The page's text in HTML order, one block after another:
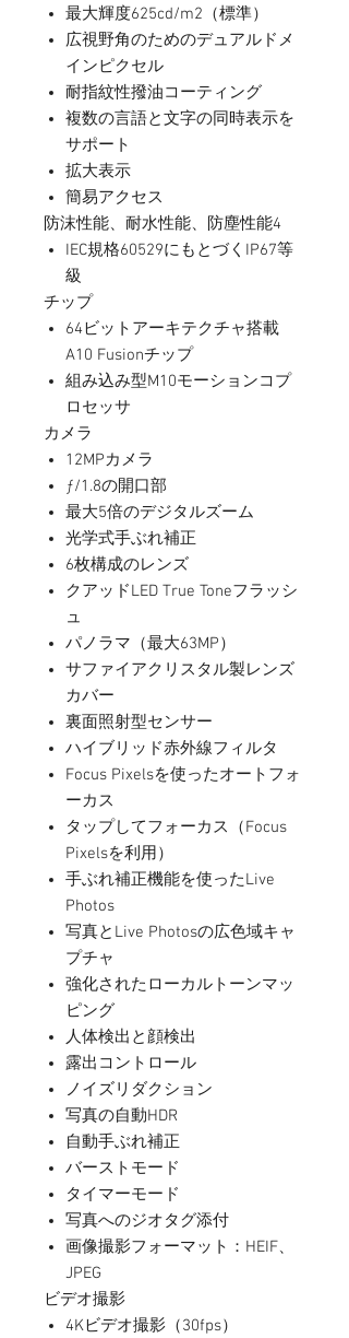
最大輝度625cd/m2（標準）
広視野角のためのデュアルドメ
インピクセル
耐指紋性撥油コーティング
複数の言語と文字の同時表示を
サポート
拡大表示
簡易アクセス
防沫性能、耐水性能、防塵性能4
IEC規格60529にもとづくIP67等
級
チップ
64ビットアーキテクチャ搭載
A10 Fusionチップ
組み込み型M10モーションコプ
ロセッサ
カメラ
12MPカメラ
ƒ/1.8の開口部
最大5倍のデジタルズーム
光学式手ぶれ補正
6枚構成のレンズ
クアッドLED True Toneフラッシ
ュ
パノラマ（最大63MP）
サファイアクリスタル製レンズ
カバー
裏面照射型センサー
ハイブリッド赤外線フィルタ
Focus Pixelsを使ったオートフォ
ーカス
タップしてフォーカス（Focus
Pixelsを利用）
手ぶれ補正機能を使ったLive
Photos
写真とLive Photosの広色域キャ
プチャ
強化されたローカルトーンマッ
ピング
人体検出と顔検出
露出コントロール
ノイズリダクション
写真の自動HDR
自動手ぶれ補正
バーストモード
タイマーモード
写真へのジオタグ添付
画像撮影フォーマット：HEIF、
JPEG
ビデオ撮影
4Kビデオ撮影（30fps）